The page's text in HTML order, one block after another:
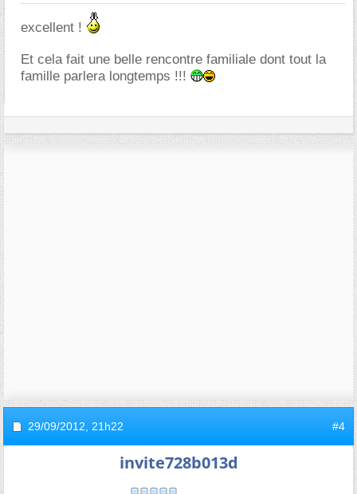
excellent !
Et cela fait une belle rencontre familiale dont tout la
famille parlera longtemps !!!
29/09/2012, 21h22 #4
invite728b013d